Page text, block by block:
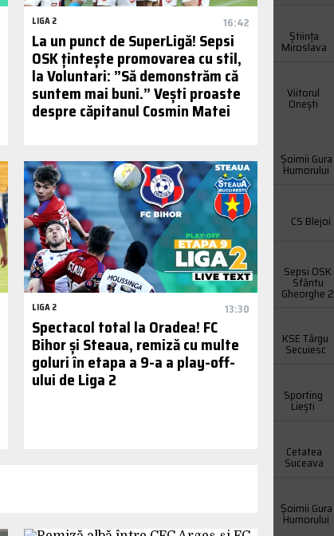
LIGA 2 16:42
La un punct de SuperLigă! Sepsi
OSK țintește promovarea cu stil,
la Voluntari: ”Să demonstrăm că
suntem mai buni.” Vești proaste
despre căpitanul Cosmin Matei
LIGA 2 13:30
Spectacol total la Oradea! FC
Bihor și Steaua, remiză cu multe
goluri în etapa a 9-a a play-off-
ului de Liga 2
Știința
Miroslava
Viitorul
Onești
Şoimii Gura
Humorului
CS Blejoi
Sepsi OSK
Sfântu
Gheorghe 2
KSE Târgu
Secuiesc
Sporting
Liești
Cetatea
Suceava
Şoimii Gura
Humorului